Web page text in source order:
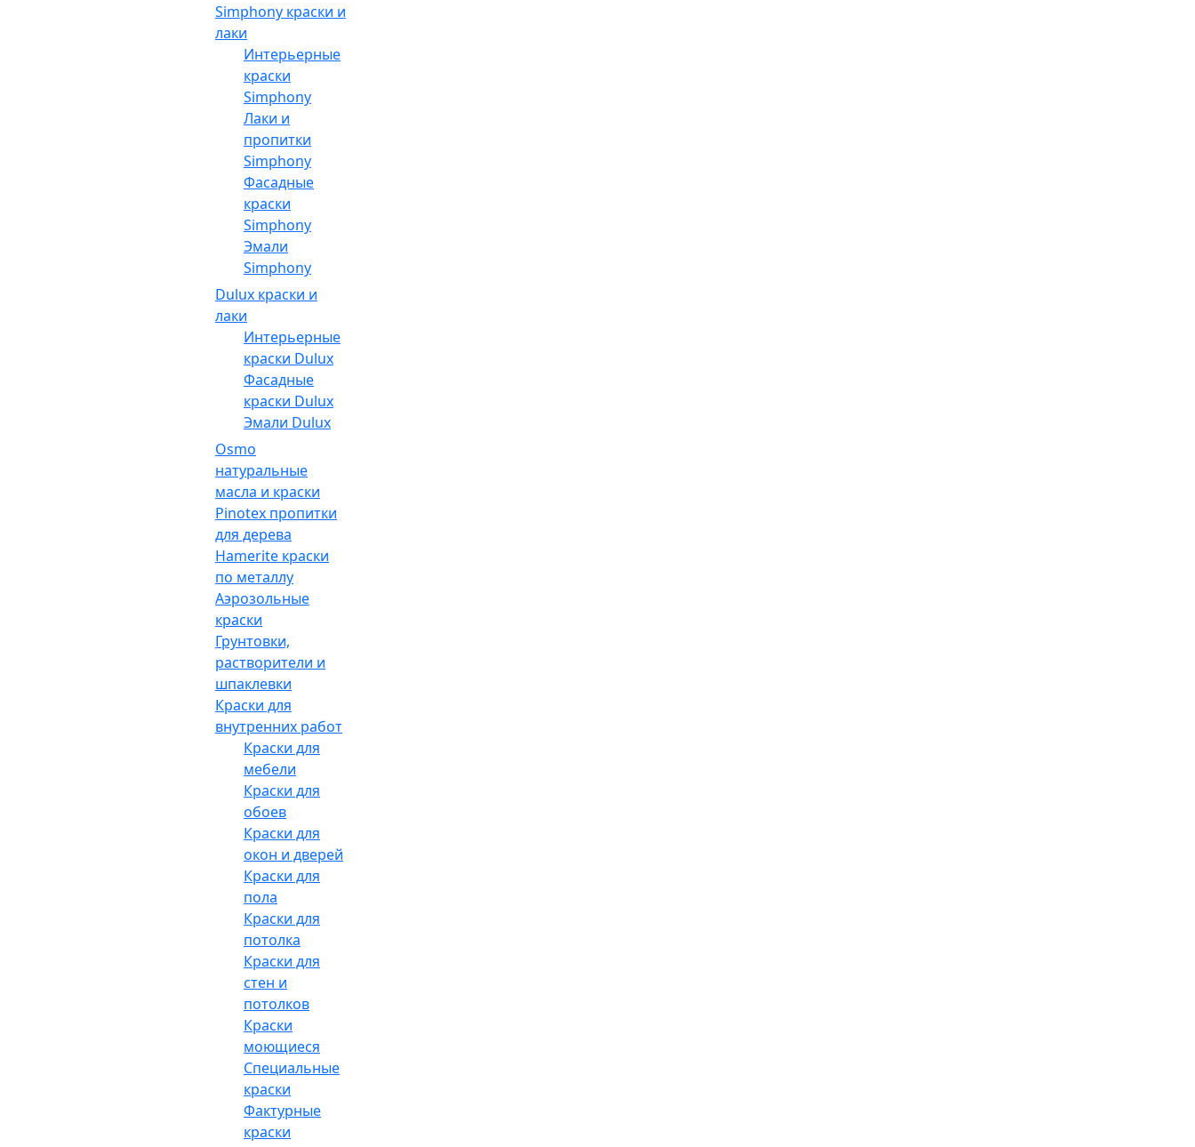
Simphony краски и
лаки
Интерьерные
краски
Simphony
Лаки и
пропитки
Simphony
Фасадные
краски
Simphony
Эмали
Simphony
Dulux краски и
лаки
Интерьерные
краски Dulux
Фасадные
краски Dulux
Эмали Dulux
Osmo
натуральные
масла и краски
Pinotex пропитки
для дерева
Hamerite краски
по металлу
Аэрозольные
краски
Грунтовки,
растворители и
шпаклевки
Краски для
внутренних работ
Краски для
мебели
Краски для
обоев
Краски для
окон и дверей
Краски для
пола
Краски для
потолка
Краски для
стен и
потолков
Краски
моющиеся
Специальные
краски
Фактурные
краски